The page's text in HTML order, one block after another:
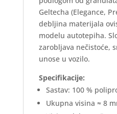
Geltecha (Elegance,
debljina materijala
modelu autotepiha.
zarobljava nečistoće,
unose u vozilo.
Specifikacije:
Sastav: 100 %
Ukupna visina ≈ 8